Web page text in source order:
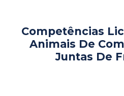
Competências
Animais De
Juntas De